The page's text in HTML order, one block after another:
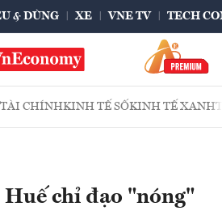
& DÙNG XE VNE TV TECH
TÀI CHÍNHKINH TẾ SỐKINH TẾ XANH
chỉ đạo "nóng"